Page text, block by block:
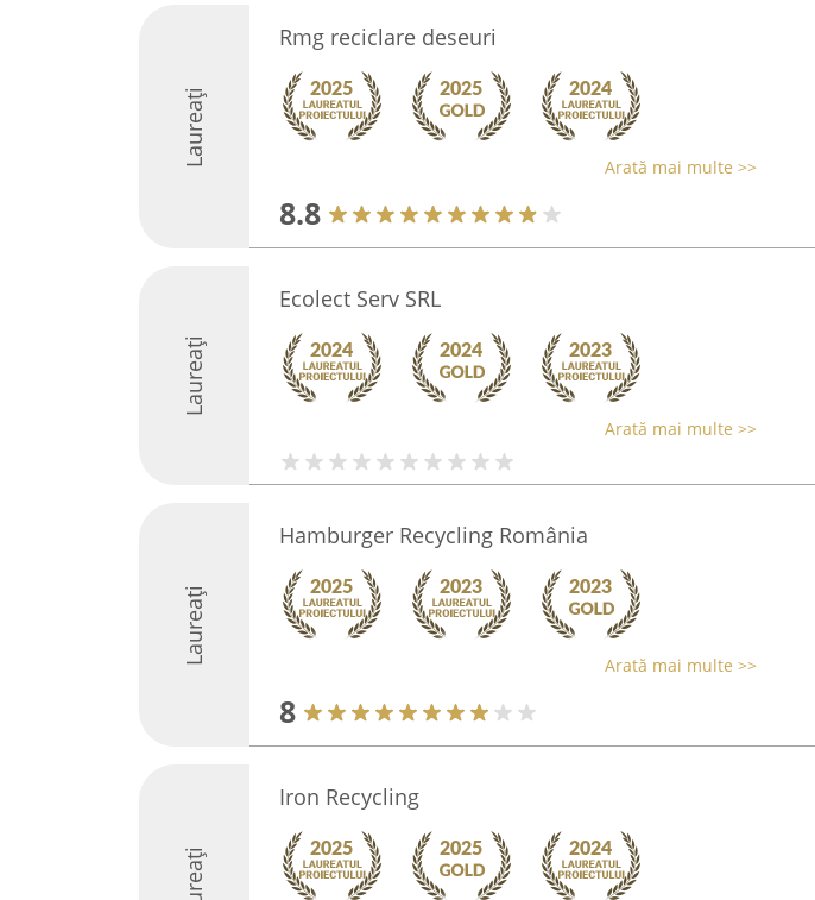
Laureați
Rmg reciclare deseuri
Arată mai multe >>
8.8
Laureați
Ecolect Serv SRL
Arată mai multe >>
Laureați
Hamburger Recycling România
Arată mai multe >>
8
Iron Recycling